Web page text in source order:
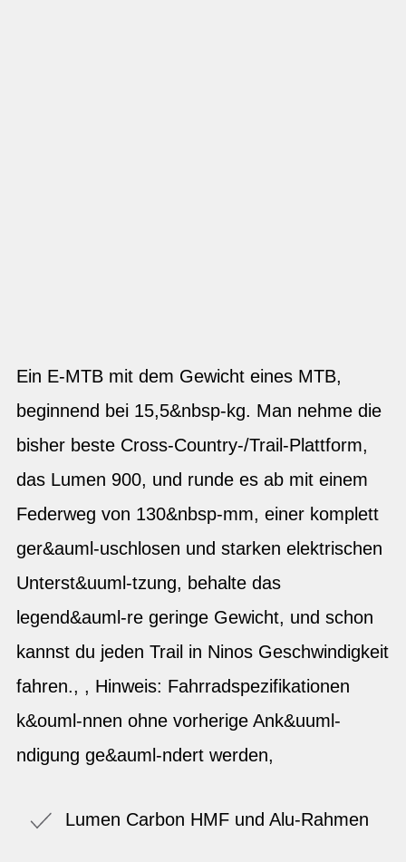
Ein E-MTB mit dem Gewicht eines MTB,
beginnend bei 15,5&nbsp-kg. Man nehme die
bisher beste Cross-Country-/Trail-Plattform,
das Lumen 900, und runde es ab mit einem
Federweg von 130&nbsp-mm, einer komplett
ger&auml-uschlosen und starken elektrischen
Unterst&uuml-tzung, behalte das
legend&auml-re geringe Gewicht, und schon
kannst du jeden Trail in Ninos Geschwindigkeit
fahren., , Hinweis: Fahrradspezifikationen
k&ouml-nnen ohne vorherige Ank&uuml-
ndigung ge&auml-ndert werden,
Lumen Carbon HMF und Alu-Rahmen